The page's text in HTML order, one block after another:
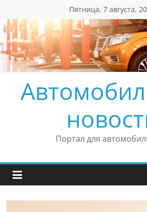
содержимому
Пятница, 7 августа,
Портал для